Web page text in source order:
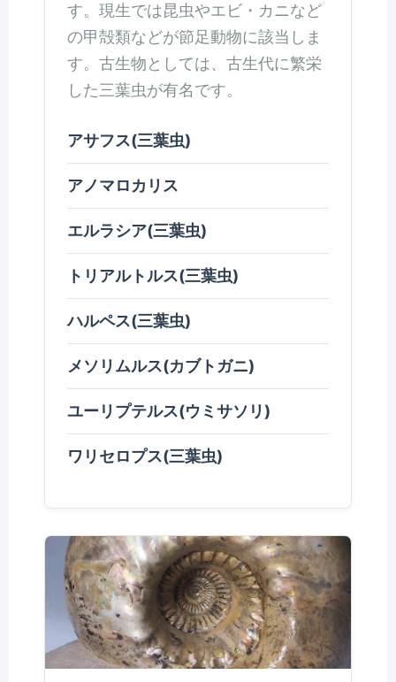
す。現生では昆虫やエビ・カニなど
の甲殻類などが節足動物に該当しま
す。古生物としては、古生代に繁栄
した三葉虫が有名です。
アサフス(三葉虫)
アノマロカリス
エルラシア(三葉虫)
トリアルトルス(三葉虫)
ハルペス(三葉虫)
メソリムルス(カブトガニ)
ユーリプテルス(ウミサソリ)
ワリセロプス(三葉虫)